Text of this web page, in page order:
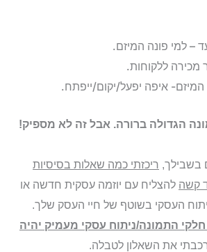
– למי פונה המיזם.
מכירה ללקוחות.
איפה יפעל/יקום/ייפתח.
הגדולה ברורה. אבל זה לא מספיק!
בשבילך, ריכזתי כמה שאלות בסיסיות
קשה להצליח עם יוזמה עסקית חדשה או
העסקי בשוטף של חיי העסק שלך.
התמונה/ניתוח עסקי מעמיק יהיה
את השאלון לטבלה.